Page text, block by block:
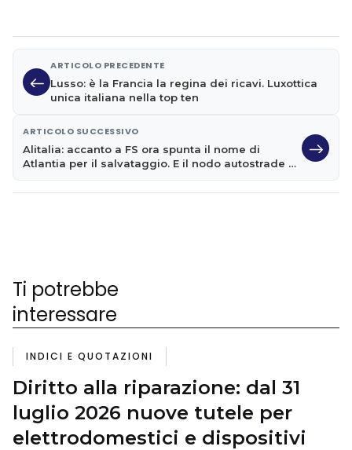
ARTICOLO PRECEDENTE
Lusso: è la Francia la regina dei ricavi. Luxottica
unica italiana nella top ten
ARTICOLO SUCCESSIVO
Alitalia: accanto a FS ora spunta il nome di
Atlantia per il salvataggio. E il nodo autostrade si
Ti potrebbe
interessare
INDICI E QUOTAZIONI
Diritto alla riparazione: dal 31
luglio 2026 nuove tutele per
elettrodomestici e dispositivi